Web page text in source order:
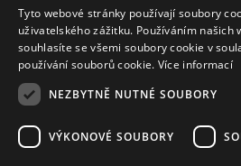
Podporují nás
Tyto webové stránky používají soubory
uživatelského zážitku. Používáním našich
souhlasíte se všemi soubory cookie v
používání souborů cookie. Více informací
NEZBYTNĚ NUTNÉ SOUBORY
VÝKONOVÉ SOUBORY